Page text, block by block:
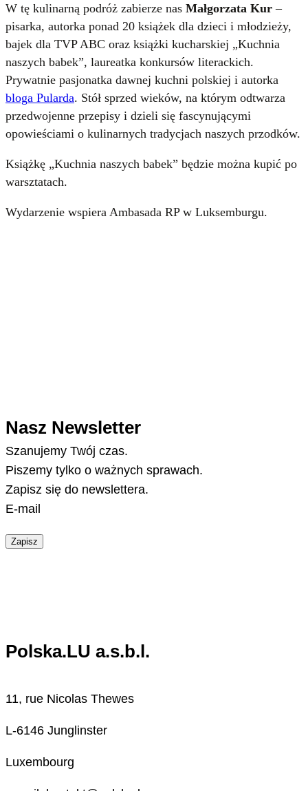
W tę kulinarną podróż zabierze nas Małgorzata Kur –
pisarka, autorka ponad 20 książek dla dzieci i młodzieży,
bajek dla TVP ABC oraz książki kucharskiej „Kuchnia
naszych babek”, laureatka konkursów literackich.
Prywatnie pasjonatka dawnej kuchni polskiej i autorka
bloga Pularda. Stół sprzed wieków, na którym odtwarza
przedwojenne przepisy i dzieli się fascynującymi
opowieściami o kulinarnych tradycjach naszych przodków.
Książkę „Kuchnia naszych babek” będzie można kupić po
warsztatach.
Wydarzenie wspiera Ambasada RP w Luksemburgu.
Nasz Newsletter
Szanujemy Twój czas.
Piszemy tylko o ważnych sprawach.
Zapisz się do newslettera.
E-mail
Zapisz
Polska.LU a.s.b.l.
11, rue Nicolas Thewes
L-6146 Junglinster
Luxembourg